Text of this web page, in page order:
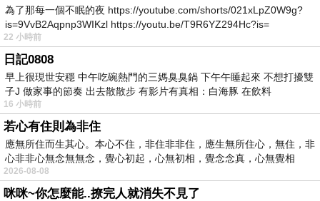
吉普生
GD-102NB 92年1月~94年6月
免
GD-105NBI 92年1月~94年
富及第
FDH-
1050NBI
92年1月~94年6月
歌林
KJ-K105B 92年1月~94年6月
KJ-K50B
KJ-J60B
94年 1月~94 年12月
惠而浦 ADS051M 92年1月~94年6月
為了那每一個不眠的夜 https://youtube.com/shorts/021xLpZ0W9g?
is=9VvB2Aqpnp3WIKzl https://youtu.be/T9R6YZ294Hc?is=
22 小時前
日記0808
早上很現世安穩 中午吃碗熱門的三媽臭臭鍋 下午午睡起來 不想打擾雙
子J 做家事的節奏 出去散散步 有影片有真相：白海豚 在飲料
16 小時前
若心有住則為非住
應無所住而生其心。本心不住，非住非非住，應生無所住心，無住，非
心非非心無念無無念，覺心初起，心無初相，覺念念真，心無覺相
2026-08-08
咪咪~你怎麼能..撩完人就消失不見了